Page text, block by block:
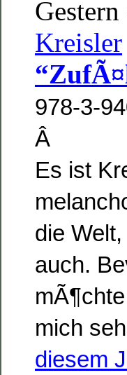
Kreisler
978-3-
Â
Es ist
die
auch.
mich
diesem